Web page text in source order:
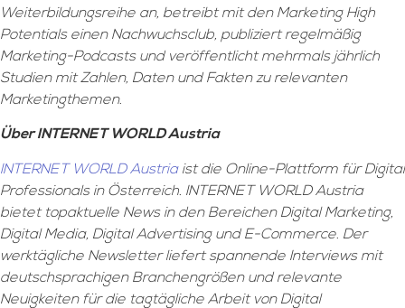
Weiterbildungsreihe an, betreibt mit den Marketing High
Potentials einen Nachwuchsclub, publiziert regelmäßig
Marketing-Podcasts und veröffentlicht mehrmals jährlich
Studien mit Zahlen, Daten und Fakten zu relevanten
Marketingthemen.
Über INTERNET WORLD Austria
INTERNET WORLD Austriaist die Online-Plattform für Digital
Professionals in Österreich. INTERNET WORLD Austria
bietet topaktuelle News in den Bereichen Digital Marketing,
Digital Media, Digital Advertising und E-Commerce. Der
werktägliche Newsletter liefert spannende Interviews mit
deutschsprachigen Branchengrößen und relevante
Neuigkeiten für die tagtägliche Arbeit von Digital